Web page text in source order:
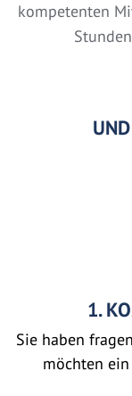
kompetenten
1.
Sie haben
möchten